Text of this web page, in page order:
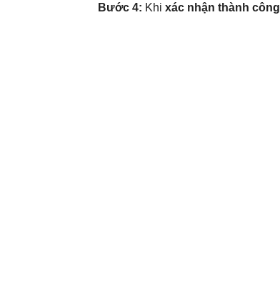
Bước 4: Khi xác nhận thành công